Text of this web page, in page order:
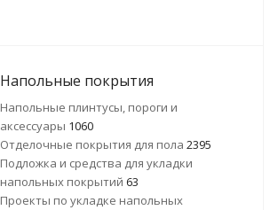
Напольные покрытия
Напольные плинтусы, пороги и
аксессуары 1060
Отделочные покрытия для пола 2395
Подложка и средства для укладки
напольных покрытий 63
Проекты по укладке напольных